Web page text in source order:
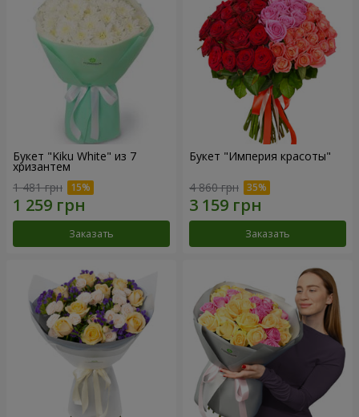
Букет "Kiku White" из 7
хризантем
1 481 грн
Заказать
Букет "Империя красоты"
4 860 грн
Заказать